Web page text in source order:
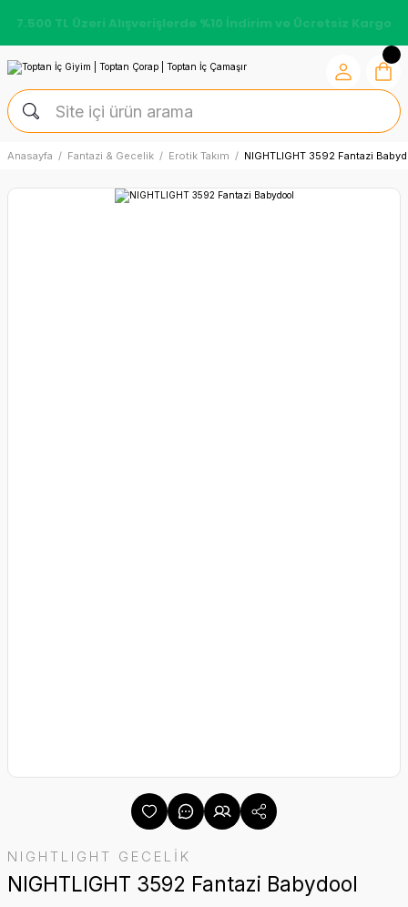
7.500 TL Üzeri Alışverişlerde %10 İndirim ve Ücretsiz Kargo
Anasayfa Fantazi & Gecelik Erotik Takım NIGHTLIGHT 3592 Fantazi
NIGHTLIGHT GECELİK
NIGHTLIGHT 3592 Fantazi Babydool